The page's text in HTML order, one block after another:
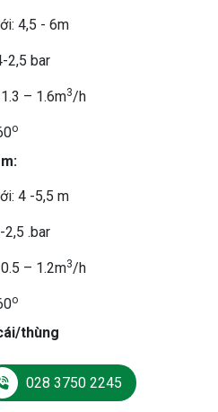
4,5 - 6m
2,5 bar
– 1.6m3/h
o
4 -5,5 m
2,5 .bar
– 1.2m3/h
o
thùng
028 3750 2245